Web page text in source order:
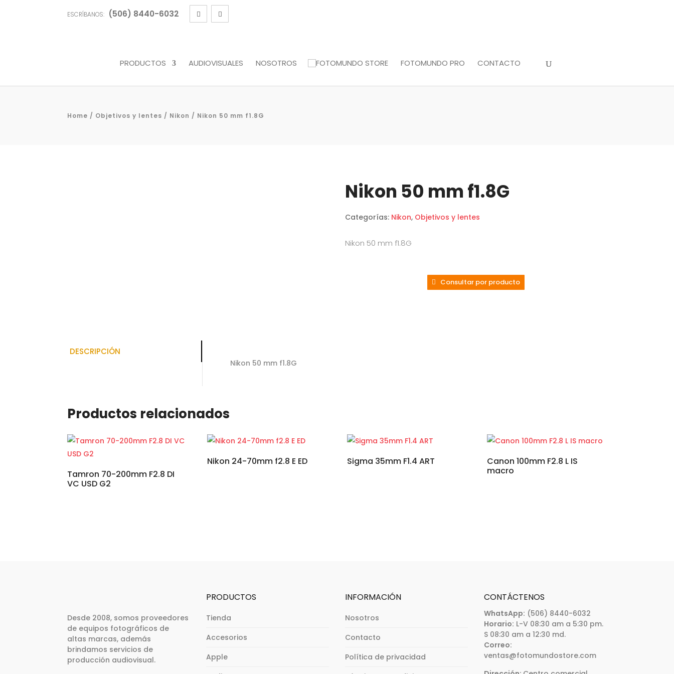
ESCRÍBANOS: (506) 8440-6032
PRODUCTOS AUDIOVISUALES NOSOTROS FOTOMUNDO PRO CONTACTO
Home / Objetivos y lentes / Nikon / Nikon 50 mm f1.8G
Nikon 50 mm f1.8G
Categorías: Nikon, Objetivos y lentes
Nikon 50 mm f1.8G
Consultar por producto
DESCRIPCIÓN
Nikon 50 mm f1.8G
Productos relacionados
Tamron 70-200mm F2.8 DI
VC USD G2
Nikon 24-70mm f2.8 E ED Sigma 35mm F1.4 ART
Canon 100mm F2.8 L IS
macro
Desde 2008, somos proveedores
de equipos fotográficos de
altas marcas, además
brindamos servicios de
producción audiovisual.
PRODUCTOS
Tienda
Accesorios
Apple
INFORMACIÓN
Nosotros
Contacto
Política de privacidad
CONTÁCTENOS
WhatsApp: (506) 8440-6032
Horario: L-V 08:30 am a 5:30 pm.
S 08:30 am a 12:30 md.
Correo:
ventas@fotomundostore.com